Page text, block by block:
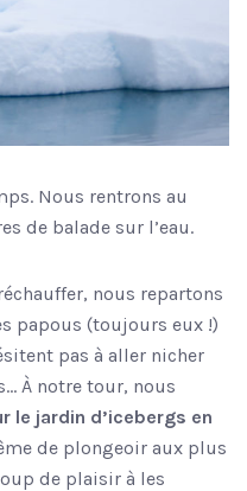
Nous rentrons au
de balade sur l’eau.
nous repartons
papous (toujours eux !)
pas à aller nicher
À notre tour, nous
le jardin d’icebergs en
de plongeoir aux plus
de plaisir à les